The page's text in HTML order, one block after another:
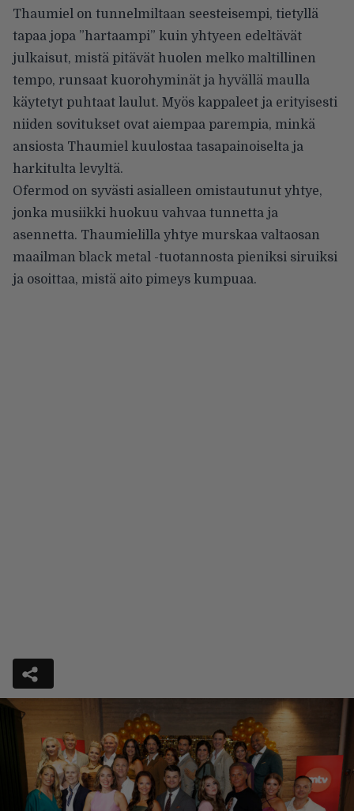
Thaumiel on tunnelmiltaan seesteisempi, tietyllä
tapaa jopa ”hartaampi” kuin yhtyeen edeltävät
julkaisut, mistä pitävät huolen melko maltillinen
tempo, runsaat kuorohyminät ja hyvällä maulla
käytetyt puhtaat laulut. Myös kappaleet ja erityisesti
niiden sovitukset ovat aiempaa parempia, minkä
ansiosta Thaumiel kuulostaa tasapainoiselta ja
harkitulta levyltä.
Ofermod on syvästi asialleen omistautunut yhtye,
jonka musiikki huokuu vahvaa tunnetta ja
asennetta. Thaumielilla yhtye murskaa valtaosan
maailman black metal -tuotannosta pieniksi siruiksi
ja osoittaa, mistä aito pimeys kumpuaa.